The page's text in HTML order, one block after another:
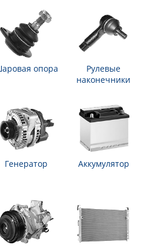
опора
Рулевые
наконечники
Генератор Аккумулятор